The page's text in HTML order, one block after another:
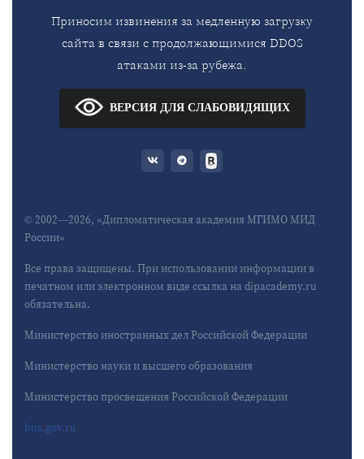
Приносим извинения за медленную загрузку
сайта в связи с продолжающимися DDOS
атаками из-за рубежа.
ВЕРСИЯ ДЛЯ СЛАБОВИДЯЩИХ
© 2002—2026, «Дипломатическая академия МГИМО МИД
России»
Все права защищены. При использовании информации в
печатном или электронном виде ссылка на dipacademy.ru
обязательна.
Министерство иностранных дел Российской Федерации
Министерство науки и высшего образования
Министерство просвещения Российской Федерации
bus.gov.ru